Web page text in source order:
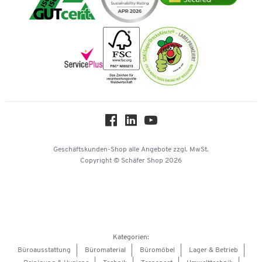
Karriere
Vorkasse
Geschäftskunden-Shop alle Angebote zzgl. MwSt.
Copyright © Schäfer Shop 2026
Kategorien:
Büroausstattung
Büromaterial Büromöbel
Lager & Betrieb